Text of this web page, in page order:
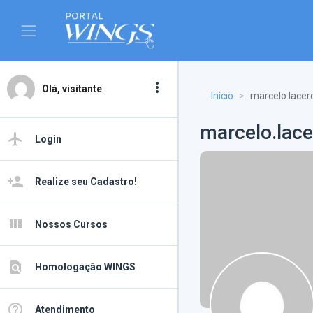
Início
Olá, visitante more_vert
airplanemode_active Login
person_add Realize seu Cadastro!
view_module Nossos Cursos
find_in_page Homologação WINGS
help_outline Atendimento